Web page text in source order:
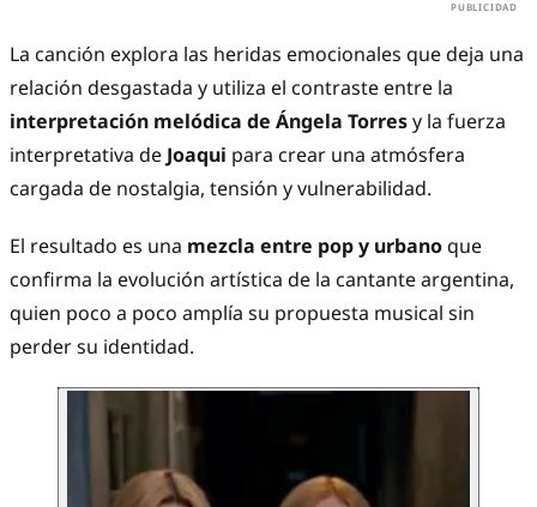
La canción explora las heridas emocionales que deja una
relación desgastada y utiliza el contraste entre la
interpretación melódica de Ángela Torresy la fuerza
interpretativa de Joaqui para crear una atmósfera
cargada de nostalgia, tensión y vulnerabilidad.
El resultado es una mezcla entre pop y urbanoque
confirma la evolución artística de la cantante argentina,
quien poco a poco amplía su propuesta musical sin
perder su identidad.